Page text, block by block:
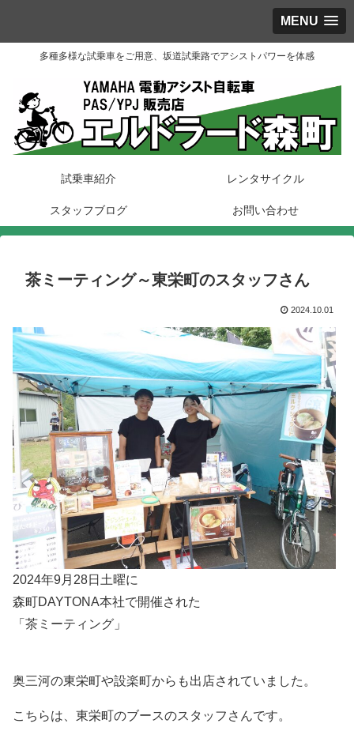
MENU
多種多様な試乗車をご用意、坂道試乗路でアシストパワーを体感
試乗車紹介 レンタサイクル
スタッフブログ お問い合わせ
茶ミーティング～東栄町のスタッフさん
2024.10.01
2024年9月28日土曜に
森町DAYTONA本社で開催された
「茶ミーティング」
奥三河の東栄町や設楽町からも出店されていました。
こちらは、東栄町のブースのスタッフさんです。